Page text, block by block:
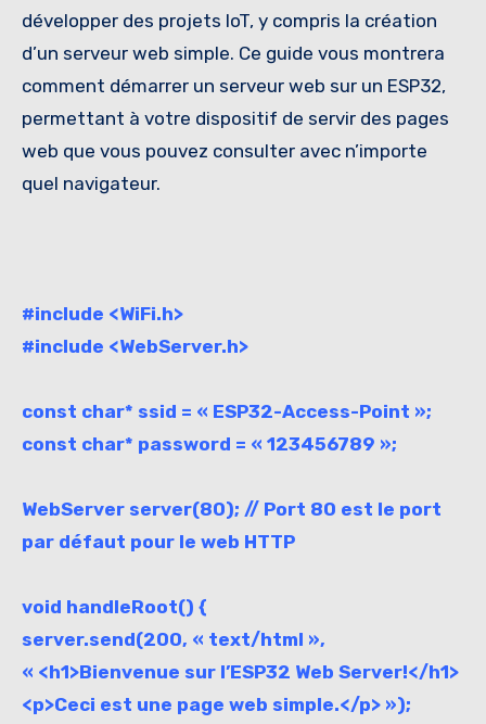
développer des projets IoT, y compris la création
d’un serveur web simple. Ce guide vous montrera
comment démarrer un serveur web sur un ESP32,
permettant à votre dispositif de servir des pages
web que vous pouvez consulter avec n’importe
quel navigateur.
#include <WiFi.h>
#include <WebServer.h>
const char* ssid = « ESP32-Access-Point »;
const char* password = « 123456789 »;
WebServer server(80); // Port 80 est le port
par défaut pour le web HTTP
void handleRoot() {
server.send(200, « text/html »,
« <h1>Bienvenue sur l’ESP32 Web Server!</h1>
<p>Ceci est une page web simple.</p> »);